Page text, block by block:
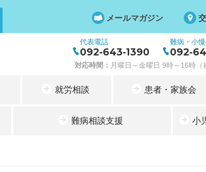
メールマガジン
代表電話
092-643-1390
難病・小
092-
対応時間： 月曜日～金曜日 9時～16時（
就労相談 患者・家族会
難病相談支援 小